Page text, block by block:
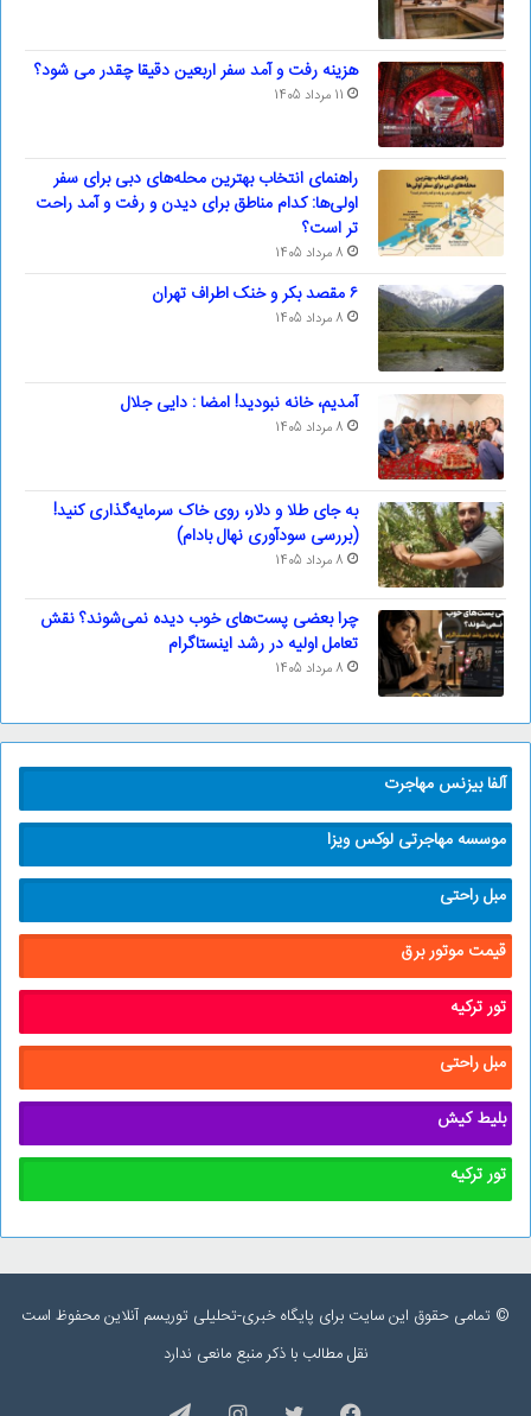
هزینه رفت و آمد سفر اربعین دقیقا چقدر می شود؟
11 مرداد 1405
راهنمای انتخاب بهترین محله‌های دبی برای سفر
اولی‌ها: کدام مناطق برای دیدن و رفت و آمد راحت
تر است؟
8 مرداد 1405
۶ مقصد بکر و خنک اطراف تهران
8 مرداد 1405
آمدیم، خانه نبودید! امضا : دایی جلال
8 مرداد 1405
به جای طلا و دلار، روی خاک سرمایه‌گذاری کنید!
(بررسی سودآوری نهال بادام)
8 مرداد 1405
چرا بعضی پست‌های خوب دیده نمی‌شوند؟ نقش
تعامل اولیه در رشد اینستاگرام
8 مرداد 1405
آلفا بیزنس مهاجرت
موسسه مهاجرتی لوکس ویزا
مبل راحتی
قیمت موتور برق
تور ترکیه
مبل راحتی
بلیط کیش
تور ترکیه
© تمامی حقوق این سایت برای پایگاه خبری-تحلیلی توریسم آنلاین محفوظ است
نقل مطالب با ذکر منبع مانعی ندارد